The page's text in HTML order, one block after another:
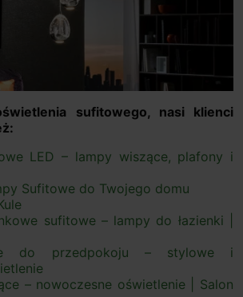
sufitowego, nasi klienci
LED – lampy wiszące, plafony i
Sufitowe do Twojego domu
sufitowe – lampy do łazienki |
do przedpokoju – stylowe i
– nowoczesne oświetlenie | Salon